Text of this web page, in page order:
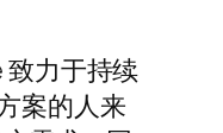
力于持续
案的人来